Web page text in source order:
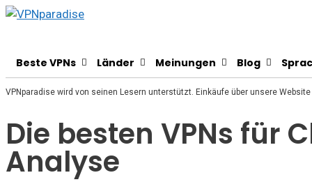
Beste VPNs Länder Meinungen Blog
VPNparadise wird von seinen Lesern unterstützt. Einkäufe über unsere
Die besten VPNs für
Analyse